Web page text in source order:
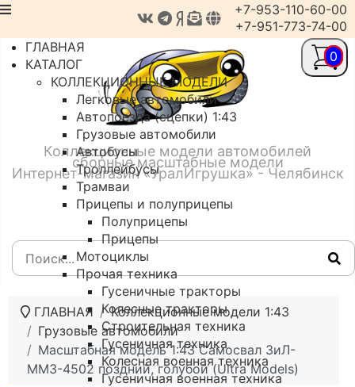
Коллекционные модели автомобилей
сборные масштабные модели
Интернет-магазин «УралИгрушка» - Челябинск
+7-953-110-60-00
+7-951-773-74-00
ГЛАВНАЯ
КАТАЛОГ
КОЛЛЕКЦИОННЫЕ МОДЕЛИ
Легковые автомобили
Автопоезда (сцепки) 1:43
Грузовые автомобили
Автобусы
Троллейбусы
Трамваи
Прицепы и полуприцепы
Полуприцепы
Прицепы
Мотоциклы
Прочая техника
Гусеничные тракторы
Колесные тракторы
Строительная техника
Гусеничная техника
Колесная военная техника
Гусеничная военная техника
ГЛАВНАЯ
Коллекционные модели 1:43
Грузовые автомобили
Масштабная модель 1:43 Самосвал ЗиЛ-
ММЗ-4502 поздний, голубой (Ultra Models)
0